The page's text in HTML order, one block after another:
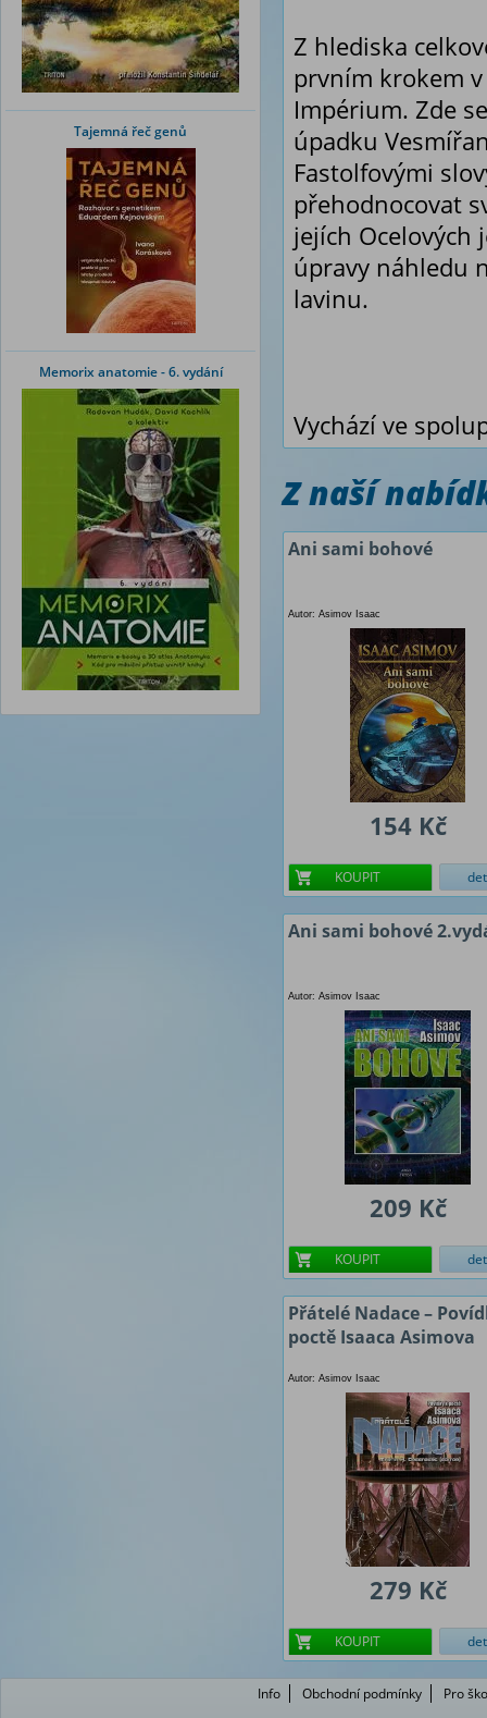
Tajemná řeč genů
Memorix anatomie - 6. vydání
Z hlediska
prvním krokem
Impérium. Zde
úpadku
Fastolfovými
přehodnocovat
jejích Ocelových
úpravy náhledu
lavinu.
Vychází ve
Z naší
Ani sami bohové
Autor: Asimov Isaac
154 Kč
KOUPIT
Ani sami bohové
Autor: Asimov Isaac
209 Kč
KOUPIT
Přátelé Nadace –
poctě Isaaca Asimova
Autor: Asimov Isaac
279 Kč
KOUPIT
Info Obchodní podmínky Pro